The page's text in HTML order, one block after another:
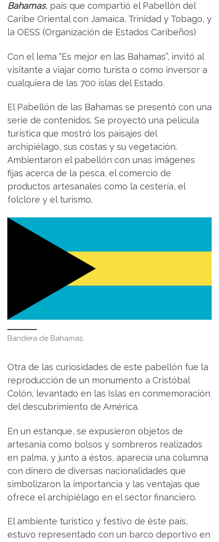
Bahamas, país que compartió el Pabellón del
Caribe Oriental con Jamaica, Trinidad y Tobago, y
la OESS (Organización de Estados Caribeños)
Con el lema “Es mejor en las Bahamas”, invitó al
visitante a viajar como turista o como inversor a
cualquiera de las 700 islas del Estado.
El Pabellón de las Bahamas se presentó con una
serie de contenidos. Se proyectó una película
turística que mostró los paisajes del
archipiélago, sus costas y su vegetación.
Ambientaron el pabellón con unas imágenes
fijas acerca de la pesca, el comercio de
productos artesanales como la cestería, el
folclore y el turismo.
Bandera de Bahamas.
Otra de las curiosidades de este pabellón fue la
reproducción de un monumento a Cristóbal
Colón, levantado en las Islas en conmemoración
del descubrimiento de América.
En un estanque, se expusieron objetos de
artesanía como bolsos y sombreros realizados
en palma, y junto a éstos, aparecía una columna
con dinero de diversas nacionalidades que
simbolizaron la importancia y las ventajas que
ofrece el archipiélago en el sector financiero.
El ambiente turístico y festivo de éste país,
estuvo representado con un barco deportivo en